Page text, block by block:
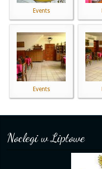
Events
Events
Noclegi w Liptowe